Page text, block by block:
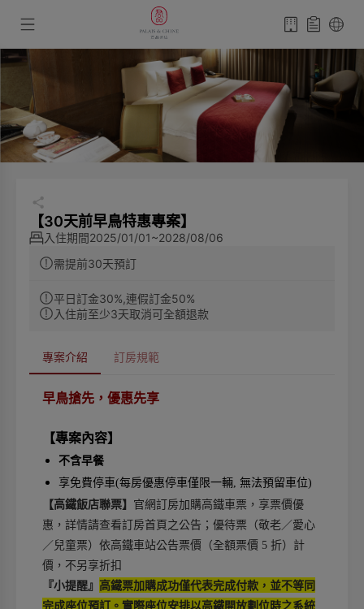
【30天前早鳥特惠專案】
入住期間2025/01/01~2028/08/06
需提前30天預訂
平日訂金30%,連假訂金50%
入住前至少3天取消可全額退款
專案介紹
早鳥搶先，優惠先享
【專案內容】
不含早餐
享免費停車(每房優惠停車僅限一輛, 無法預留車位)
【高鐵飯店聯票】 官網訂房加購高鐵車票，享票價優
惠，詳情請查看訂房首頁之公告；優待票（敬老／愛心
／兒童票）依高鐵車站公告票價（全額票價 5 折）計
價，不另享折扣
『小提醒』 高鐵票加購成功僅代表完成付款，並不等同
完成座位預訂。實際座位安排以高鐵開放劃位時之系統
訂房規範